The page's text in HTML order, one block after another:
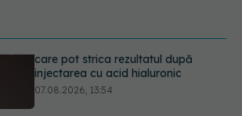
Alina Pușcău dezvăluie diagnosticul
care i-a schimbat viața: Am cancer